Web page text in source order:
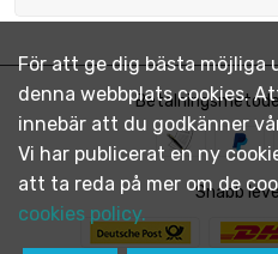
Tjocklek / styrka :
0.5mm
längd : 250mm
bredd : 150mm
Tjocklek / styrka :
0.5mm
längd : 300mm
bredd : 150mm
Snabb
För att ge dig bästa möjliga
denna webbplats cookies.
innebär att du godkänner
Vi har publicerat en ny
att ta reda på mer om de
cookies policy.